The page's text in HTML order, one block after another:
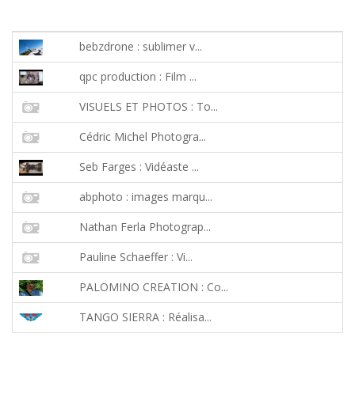
bebzdrone : sublimer v...
qpc production : Film ...
VISUELS ET PHOTOS : To...
Cédric Michel Photogra...
Seb Farges : Vidéaste ...
abphoto : images marqu...
Nathan Ferla Photograp...
Pauline Schaeffer : Vi...
PALOMINO CREATION : Co...
TANGO SIERRA : Réalisa...